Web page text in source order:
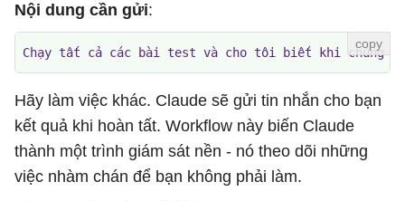
Nội dung cần gửi:
Chạy tất cả các bài test và cho tôi biết khi
Hãy làm việc khác. Claude sẽ gửi tin nhắn cho bạn
kết quả khi hoàn tất. Workflow này biến Claude
thành một trình giám sát nền - nó theo dõi những
việc nhàm chán để bạn không phải làm.